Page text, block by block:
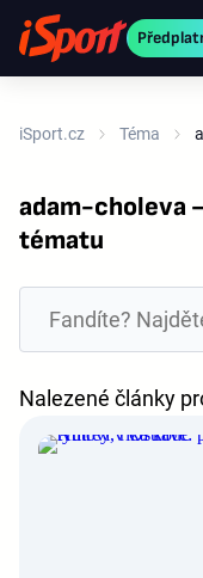
iSport.cz Téma
adam-choleva
tématu
Nalezené články